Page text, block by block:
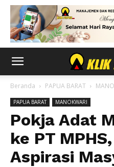
Beranda PAPUA BARAT
PAPUA BARAT MANOKWARI
Pokja Adat
ke PT
Aspirasi